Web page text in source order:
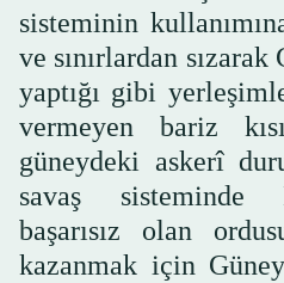
sisteminin
ve sınırlardan sızarak
yaptığı gibi
vermeyen bariz
güneydeki askerî
savaş sisteminde
başarısız olan
kazanmak için